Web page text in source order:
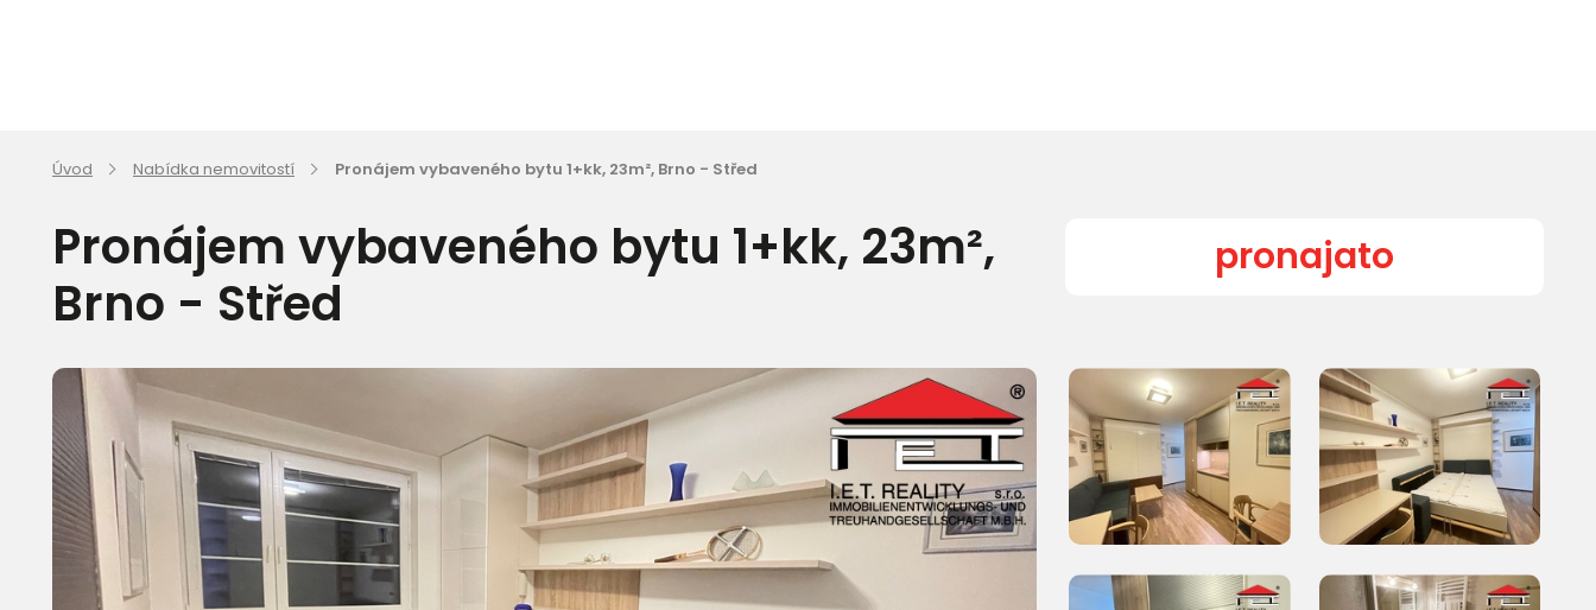
Úvod Nabídka nemovitostí Pronájem vybaveného bytu 1+kk, 23m², Brno - Střed
Pronájem vybaveného bytu 1+kk, 23m²,
Brno - Střed
pronajato